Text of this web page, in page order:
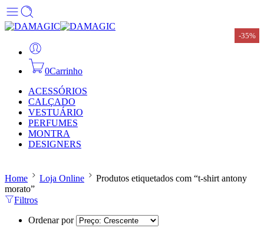
0Carrinho
ACESSÓRIOS
CALÇADO
VESTUÁRIO
PERFUMES
MONTRA
DESIGNERS
Home Loja Online
Produtos etiquetados com “t-shirt antony
morato”
Filtros
Ordenar por
-35%
-35%